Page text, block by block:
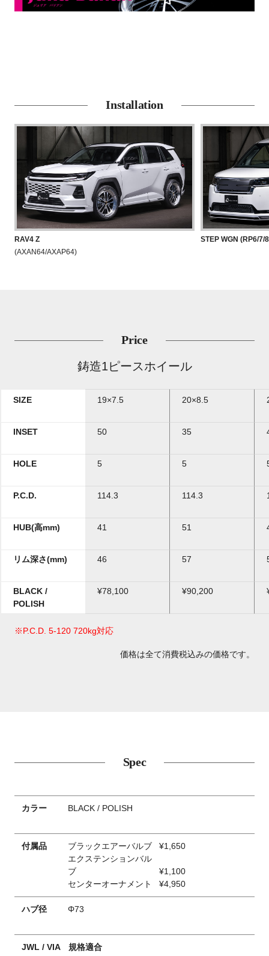
Installation
RAV4 Z
(AXAN64/AXAP64)
STEP WGN (RP6/7/
Price
鋳造1ピースホイール
SIZE
INSET
HOLE
P.C.D.
HUB(高mm)
リム深さ(mm)
BLACK /
POLISH
19×7.5
50
5
114.3
41
46
¥78,100
20×8.5
35
5
114.3
51
57
¥90,200
※P.C.D. 5-120 720kg対応
価格は全て消費税込みの価格です。
Spec
カラー BLACK / POLISH
付属品 ブラックエアーバルブ
¥1,650
エクステンションバル
ブ
¥1,100
センターオーナメント
¥4,950
ハブ径 Φ73
JWL / VIA 規格適合